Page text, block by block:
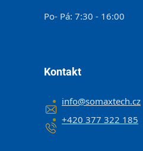
Po- Pá: 7:30 - 16:00
Kontakt
info@somaxtech.cz
+420 377 322 185